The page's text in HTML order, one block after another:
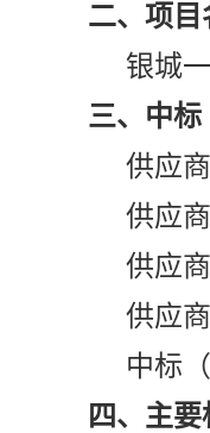
二、项目
银城
三、中标
供应
供应
供应
供应
中标
四、主要